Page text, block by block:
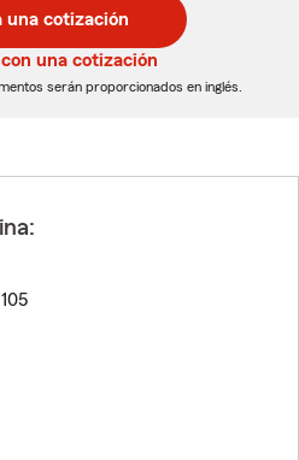
una cotización
una cotización
serán proporcionados en inglés.